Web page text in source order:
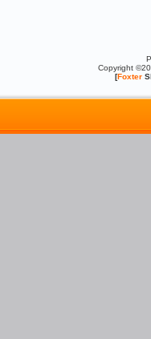
Copyright
[Foxter